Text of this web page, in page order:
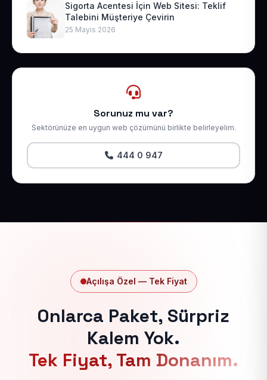
Sigorta Acentesi İçin Web Sitesi: Teklif
Talebini Müşteriye Çevirin
25 Mayıs 2026
Sorunuz mu var?
Sektörünüze en uygun web çözümünü birlikte belirleyelim.
444 0 947
Açılışa Özel — Tek Fiyat
Onlarca Paket, Sürpriz
Kalem Yok.
Tek Fiyat, Tam Donanım.